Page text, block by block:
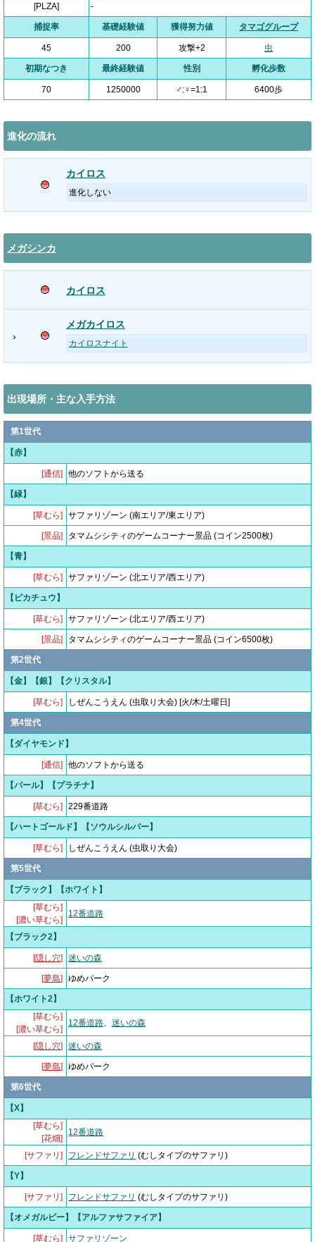
[PLZA] -
捕捉率 基礎経験値 獲得努力値 タマゴグループ
45 200 攻撃+2 虫
初期なつき 最終経験値 性別 孵化歩数
70 1250000 ♂:♀=1:1 6400歩
進化の流れ
カイロス
進化しない
メガシンカ
カイロス
›
メガカイロス
カイロスナイト
出現場所・主な入手方法
第1世代
【赤】
[通信] 他のソフトから送る
【緑】
[草むら] サファリゾーン (南エリア/東エリア)
[景品] タマムシシティのゲームコーナー景品 (コイン2500枚)
【青】
[草むら] サファリゾーン (北エリア/西エリア)
【ピカチュウ】
[草むら] サファリゾーン (北エリア/西エリア)
[景品] タマムシシティのゲームコーナー景品 (コイン6500枚)
第2世代
【金】【銀】【クリスタル】
[草むら] しぜんこうえん (虫取り大会) [火/木/土曜日]
第4世代
【ダイヤモンド】
[通信] 他のソフトから送る
【パール】【プラチナ】
[草むら] 229番道路
【ハートゴールド】【ソウルシルバー】
[草むら] しぜんこうえん (虫取り大会)
第5世代
【ブラック】【ホワイト】
[草むら]
[濃い草むら]
12番道路
【ブラック2】
[隠し穴] 迷いの森
[夢島] ゆめパーク
【ホワイト2】
[草むら]
[濃い草むら]
12番道路、 迷いの森
[隠し穴] 迷いの森
[夢島] ゆめパーク
第6世代
【X】
[草むら]
[花畑]
12番道路
[サファリ] フレンドサファリ (むしタイプのサファリ)
【Y】
[サファリ] フレンドサファリ (むしタイプのサファリ)
【オメガルビー】【アルファサファイア】
[草むら] サファリゾーン